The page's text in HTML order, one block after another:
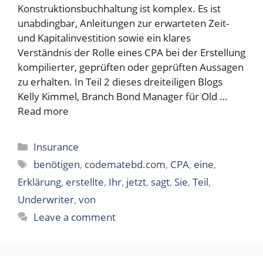
Konstruktionsbuchhaltung ist komplex. Es ist
unabdingbar, Anleitungen zur erwarteten Zeit-
und Kapitalinvestition sowie ein klares
Verständnis der Rolle eines CPA bei der Erstellung
kompilierter, geprüften oder geprüften Aussagen
zu erhalten. In Teil 2 dieses dreiteiligen Blogs
Kelly Kimmel, Branch Bond Manager für Old …
Read more
Categories
Insurance
Tags
benötigen, codematebd.com, CPA, eine,
Erklärung, erstellte, Ihr, jetzt, sagt, Sie, Teil,
Underwriter, von
Leave a comment